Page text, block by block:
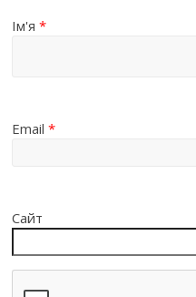
Ім'я*
Email*
Сайт